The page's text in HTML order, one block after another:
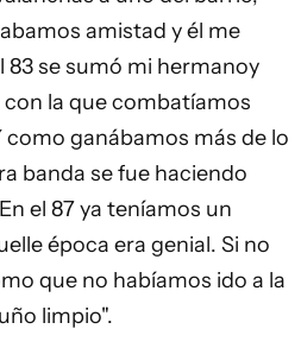
amistad y él me
83 se sumó mi hermanoy
la que combatíamos
ganábamos más de lo
banda se fue haciendo
el 87 ya teníamos un
época era genial. Si no
que no habíamos ido a la
limpio".